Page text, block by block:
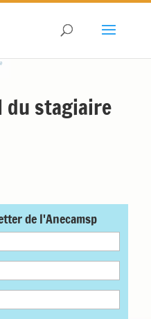
du stagiaire
de l'Anecamsp